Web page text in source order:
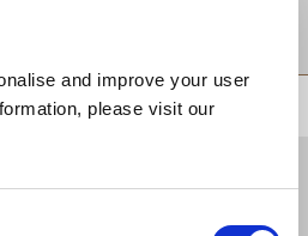
and improve your user
please visit our상단으로 돌아가기